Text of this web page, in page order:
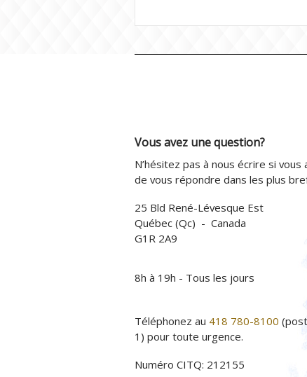
Vous avez une question?
N’hésitez pas à nous écrire si
de vous répondre dans les plus
25 Bld René-Lévesque Est
Québec (Qc) - Canada
G1R 2A9
8h à 19h - Tous les jours
Téléphonez au 418 780-8100
1) pour toute urgence.
Numéro CITQ: 212155